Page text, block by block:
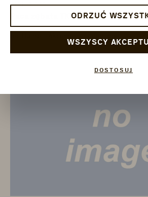
1101060545
Paca zębata TKB A2 nie dotyczy
ODRZUĆ
WSZYSCY
DOSTOSUJ